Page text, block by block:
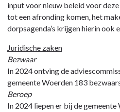
input voor nieuw beleid voor
tot een afronding komen, het
dorpsagenda’s krijgen hierin ook
Juridische zaken
Bezwaar
In 2024 ontving de
gemeente Woerden 183
Beroep
In 2024 liepen er bij de